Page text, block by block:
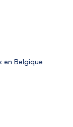
en Belgique